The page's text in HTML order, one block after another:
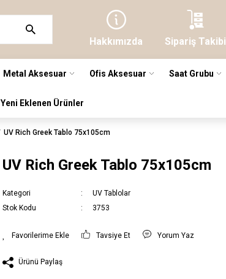
Hakkımızda Sipariş Takibi
Metal Aksesuar Ofis Aksesuar Saat Grubu
Yeni Eklenen Ürünler
UV Rich Greek Tablo 75x105cm
UV Rich Greek Tablo 75x105cm
Kategori
UV Tablolar
Stok Kodu
3753
Tavsiye Et Yorum Yaz
Ürünü Paylaş